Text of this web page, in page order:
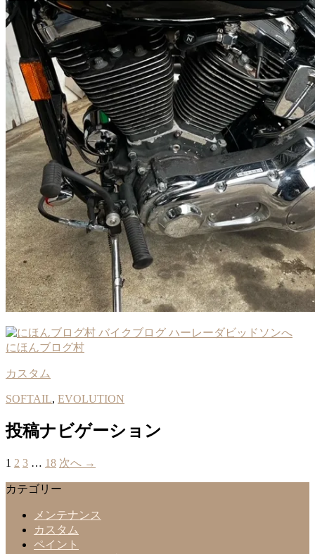
にほんブログ村
カスタム
SOFTAIL, EVOLUTION
投稿ナビゲーション
1 2 3 … 18 次へ →
カテゴリー
メンテナンス
カスタム
ペイント